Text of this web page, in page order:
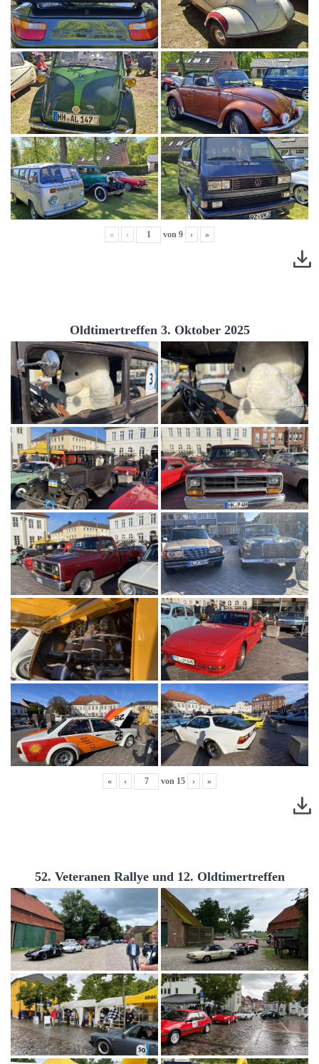
« ‹ von 9 › »
Oldtimertreffen 3. Oktober 2025
« ‹ von 15 › »
52. Veteranen Rallye und 12. Oldtimertreffen